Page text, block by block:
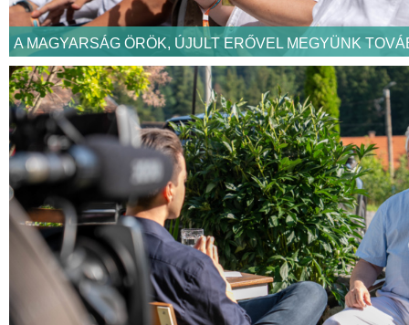
A MAGYARSÁG ÖRÖK, ÚJULT ERŐVEL MEGYÜNK